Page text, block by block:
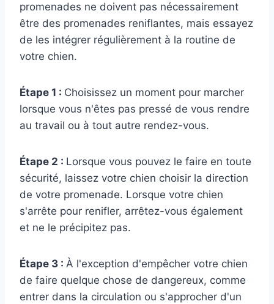
promenades ne doivent pas nécessairement
être des promenades reniflantes, mais essayez
de les intégrer régulièrement à la routine de
votre chien.
Étape 1 : Choisissez un moment pour marcher
lorsque vous n'êtes pas pressé de vous rendre
au travail ou à tout autre rendez-vous.
Étape 2 : Lorsque vous pouvez le faire en toute
sécurité, laissez votre chien choisir la direction
de votre promenade. Lorsque votre chien
s'arrête pour renifler, arrêtez-vous également
et ne le précipitez pas.
Étape 3 : À l'exception d'empêcher votre chien
de faire quelque chose de dangereux, comme
entrer dans la circulation ou s'approcher d'un